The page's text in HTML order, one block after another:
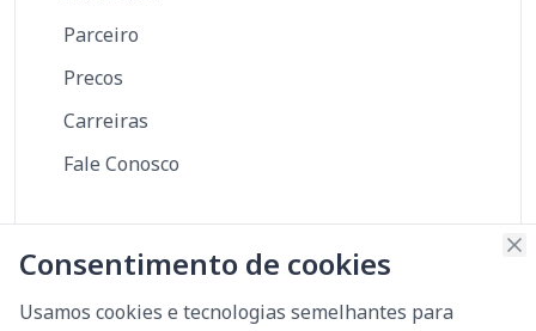
Parceiro
Precos
Carreiras
Fale Conosco
Type II
ISO 27001
Scorecard
Consentimento de cookies
Usamos cookies e tecnologias semelhantes para